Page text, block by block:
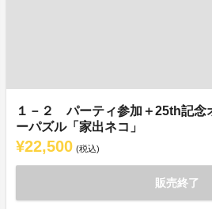
１－２ パーティ参加＋25th記念
ーパズル「家出ネコ」
¥22,500 (税込)
販売終了